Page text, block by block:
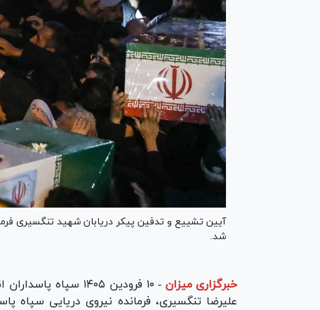
آیین تشییع و تدفین پیکر دریابان شهید تنگسیری
شد.
خبرگزاری میزان -
۱۰ فرودین ۱۴۰۵
علیرضا تنگسیری، فرمانده نیروی دریایی سپاه